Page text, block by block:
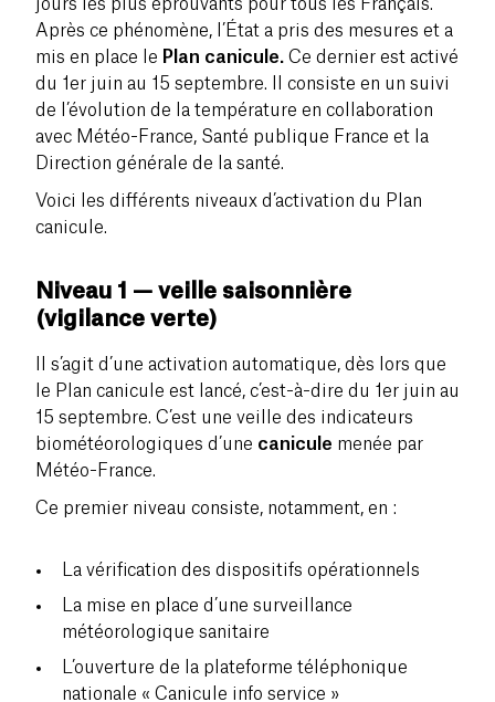
jours les plus éprouvants pour tous les Français.
Après ce phénomène, l’État a pris des mesures et a
mis en place le Plan canicule. Ce dernier est activé
du 1er juin au 15 septembre. Il consiste en un suivi
de l’évolution de la température en collaboration
avec Météo-France, Santé publique France et la
Direction générale de la santé.
Voici les différents niveaux d’activation du Plan
canicule.
Niveau 1 — veille saisonnière
(vigilance verte)
Il s’agit d’une activation automatique, dès lors que
le Plan canicule est lancé, c’est-à-dire du 1er juin au
15 septembre. C’est une veille des indicateurs
biométéorologiques d’une canicule menée par
Météo-France.
Ce premier niveau consiste, notamment, en :
La vérification des dispositifs opérationnels
La mise en place d’une surveillance
météorologique sanitaire
L’ouverture de la plateforme téléphonique
nationale « Canicule info service »